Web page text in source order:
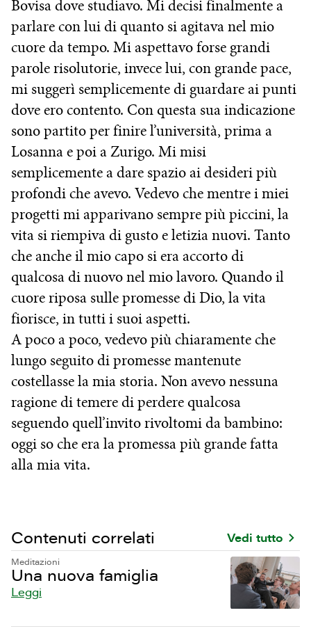
Bovisa dove studiavo. Mi decisi finalmente a
parlare con lui di quanto si agitava nel mio
cuore da tempo. Mi aspettavo forse grandi
parole risolutorie, invece lui, con grande pace,
mi suggerì semplicemente di guardare ai punti
dove ero contento. Con questa sua indicazione
sono partito per finire l’università, prima a
Losanna e poi a Zurigo. Mi misi
semplicemente a dare spazio ai desideri più
profondi che avevo. Vedevo che mentre i miei
progetti mi apparivano sempre più piccini, la
vita si riempiva di gusto e letizia nuovi. Tanto
che anche il mio capo si era accorto di
qualcosa di nuovo nel mio lavoro. Quando il
cuore riposa sulle promesse di Dio, la vita
fiorisce, in tutti i suoi aspetti.
A poco a poco, vedevo più chiaramente che
lungo seguito di promesse mantenute
costellasse la mia storia. Non avevo nessuna
ragione di temere di perdere qualcosa
seguendo quell’invito rivoltomi da bambino:
oggi so che era la promessa più grande fatta
alla mia vita.
Contenuti correlati Vedi tutto
Meditazioni
Una nuova famiglia
Leggi